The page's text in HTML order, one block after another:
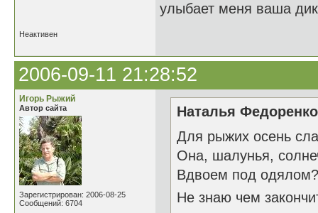
улыбает меня ваша
Неактивен
2006-09-11 21:28:52
Игорь Рыжий
Автор сайта
Зарегистрирован: 2006-08-25
Сообщений: 6704
Наталья
Для рыжих осень
Она, шалунья,
Вдвоем под
Не знаю чем